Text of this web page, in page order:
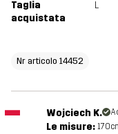
Taglia
acquistata
L
Nr articolo 14452
Wojciech K.
Le misure: